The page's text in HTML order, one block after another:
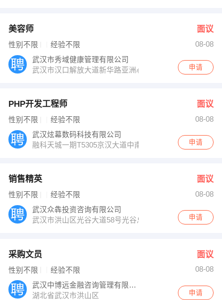
美容师 面议
性别不限 经验不限
08-08
武汉市秀域健康管理有限公司
武汉市汉口解放大道新华路亚洲心脏病医院旁国际大厦B
申请
PHP开发工程师 面议
性别不限 经验不限
08-08
武汉炫幕数码科技有限公司
融科天城一期T5305京汉大道中南剧场旁
申请
销售精英 面议
性别不限 经验不限
08-08
武汉众犇投资咨询有限公司
武汉市洪山区光谷大道58号光谷总部国际9栋18楼申请
采购文员 面议
性别不限 经验不限
08-08
武汉中博远金融咨询管理有限公司
湖北省武汉市洪山区
申请